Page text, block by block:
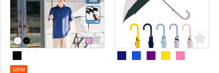
活をちょっぴり豊かにするア
イテムです。
NEW